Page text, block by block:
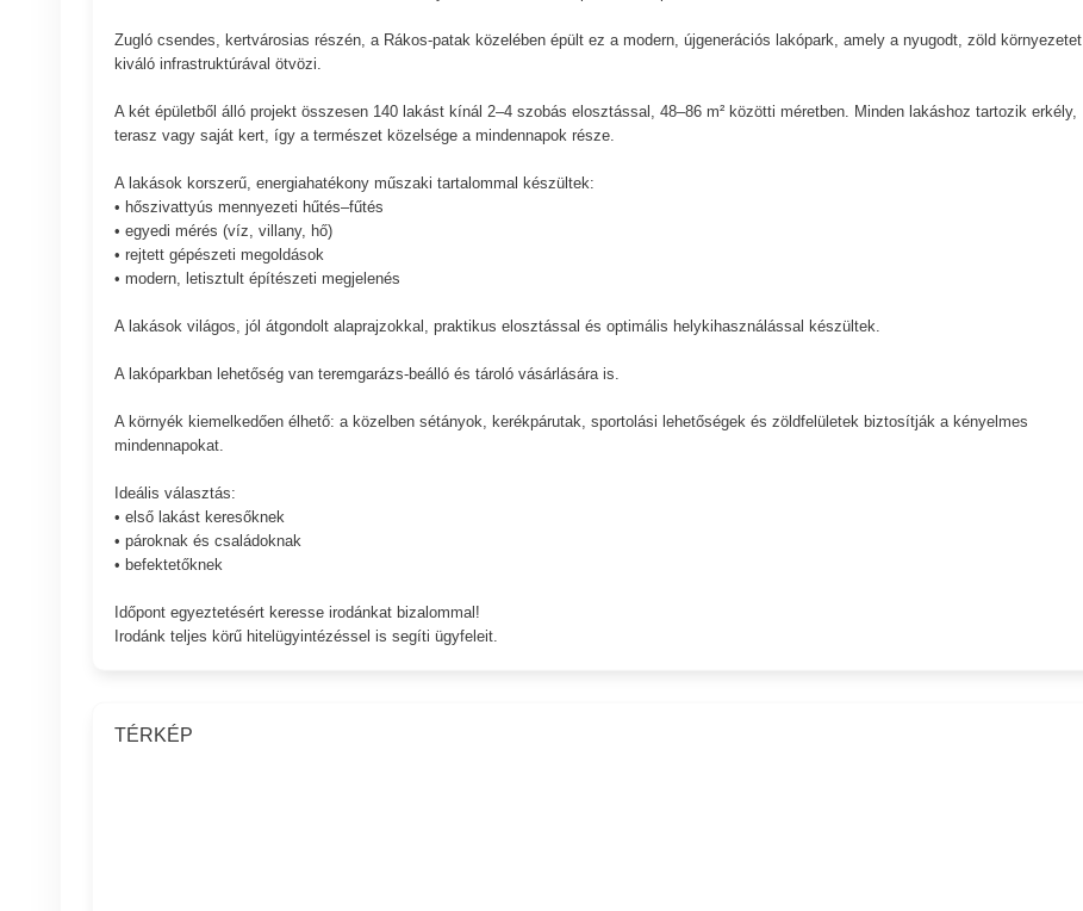
Zugló csendes, kertvárosias részén, a Rákos-patak közelében épült ez a modern, újgenerációs lakópark, amely a nyugodt, zöld környezetet
kiváló infrastruktúrával ötvözi.
A két épületből álló projekt összesen 140 lakást kínál 2–4 szobás elosztással, 48–86 m² közötti méretben. Minden lakáshoz tartozik erkély,
terasz vagy saját kert, így a természet közelsége a mindennapok része.
A lakások korszerű, energiahatékony műszaki tartalommal készültek:
• hőszivattyús mennyezeti hűtés–fűtés
• egyedi mérés (víz, villany, hő)
• rejtett gépészeti megoldások
• modern, letisztult építészeti megjelenés
A lakások világos, jól átgondolt alaprajzokkal, praktikus elosztással és optimális helykihasználással készültek.
A lakóparkban lehetőség van teremgarázs-beálló és tároló vásárlására is.
A környék kiemelkedően élhető: a közelben sétányok, kerékpárutak, sportolási lehetőségek és zöldfelületek biztosítják a kényelmes
mindennapokat.
Ideális választás:
• első lakást keresőknek
• pároknak és családoknak
• befektetőknek
Időpont egyeztetésért keresse irodánkat bizalommal!
Irodánk teljes körű hitelügyintézéssel is segíti ügyfeleit.
TÉRKÉP